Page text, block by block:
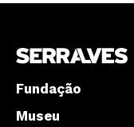
Fundação
Museu